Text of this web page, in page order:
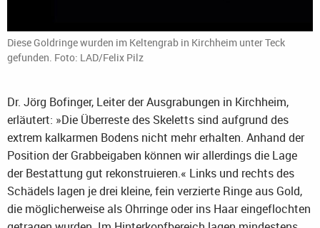
Diese Goldringe wurden im Keltengrab in Kirchheim unter Teck
gefunden. Foto: LAD/Felix Pilz
Dr. Jörg Bofinger, Leiter der Ausgrabungen in Kirchheim,
erläutert: »Die Überreste des Skeletts sind aufgrund des
extrem kalkarmen Bodens nicht mehr erhalten. Anhand der
Position der Grabbeigaben können wir allerdings die Lage
der Bestattung gut rekonstruieren.« Links und rechts des
Schädels lagen je drei kleine, fein verzierte Ringe aus Gold,
die möglicherweise als Ohrringe oder ins Haar eingeflochten